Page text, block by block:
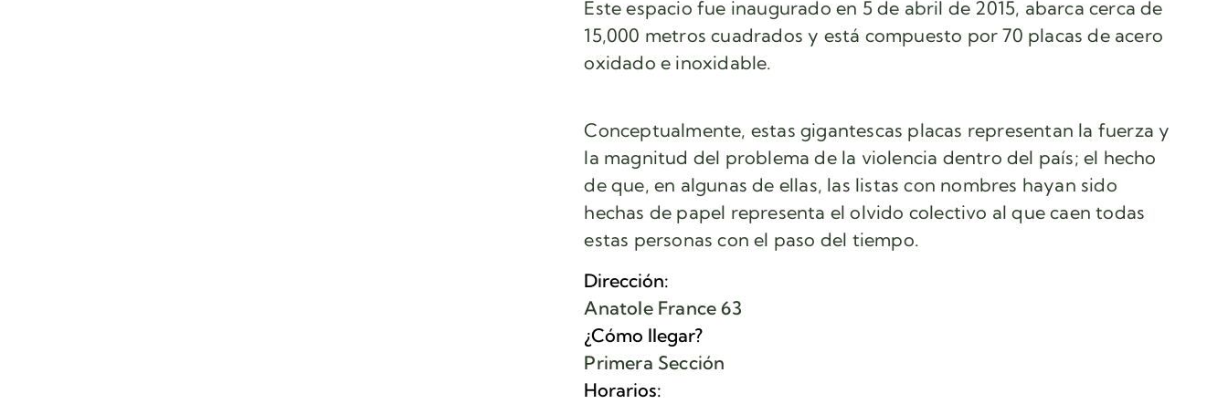
Este espacio fue inaugurado en 5 de abril de 2015, abarca cerca de
15,000 metros cuadrados y está compuesto por 70 placas de acero
oxidado e inoxidable.
Conceptualmente, estas gigantescas placas representan la fuerza y
la magnitud del problema de la violencia dentro del país; el hecho
de que, en algunas de ellas, las listas con nombres hayan sido
hechas de papel representa el olvido colectivo al que caen todas
estas personas con el paso del tiempo.
Dirección:
Anatole France 63
¿Cómo llegar?
Primera Sección
Horarios: